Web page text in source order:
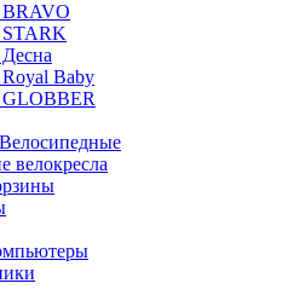
Baby
велокресла